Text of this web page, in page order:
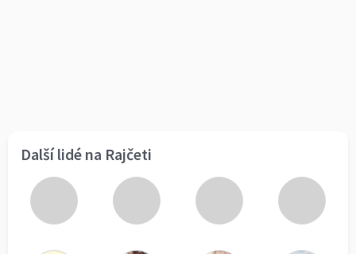
Další lidé na Rajčeti